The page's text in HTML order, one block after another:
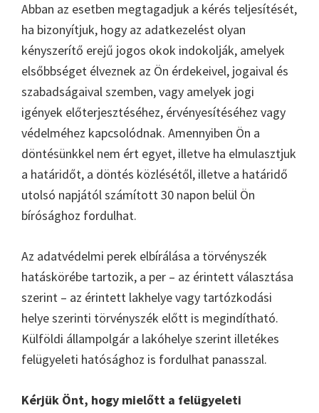
Abban az esetben megtagadjuk a kérés teljesítését,
ha bizonyítjuk, hogy az adatkezelést olyan
kényszerítő erejű jogos okok indokolják, amelyek
elsőbbséget élveznek az Ön érdekeivel, jogaival és
szabadságaival szemben, vagy amelyek jogi
igények előterjesztéséhez, érvényesítéséhez vagy
védelméhez kapcsolódnak. Amennyiben Ön a
döntésünkkel nem ért egyet, illetve ha elmulasztjuk
a határidőt, a döntés közlésétől, illetve a határidő
utolsó napjától számított 30 napon belül Ön
bírósághoz fordulhat.
Az adatvédelmi perek elbírálása a törvényszék
hatáskörébe tartozik, a per – az érintett választása
szerint – az érintett lakhelye vagy tartózkodási
helye szerinti törvényszék előtt is megindítható.
Külföldi állampolgár a lakóhelye szerint illetékes
felügyeleti hatósághoz is fordulhat panasszal.
Kérjük Önt, hogy mielőtt a felügyeleti